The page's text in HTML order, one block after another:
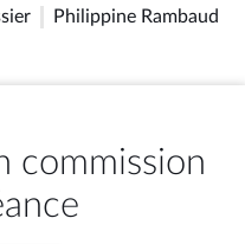
Philippine Rambaud
commission